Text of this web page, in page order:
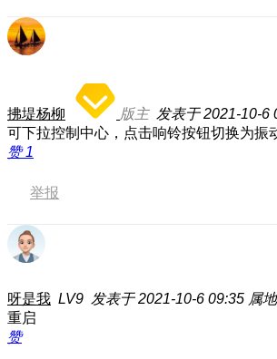
拂堤杨柳 版主 发表于 2021-10-6
可下拉控制中心，点击响铃按钮切换为
赞1
举报
呀是我 LV9 发表于 2021-10-6 09:35 属
重启
赞